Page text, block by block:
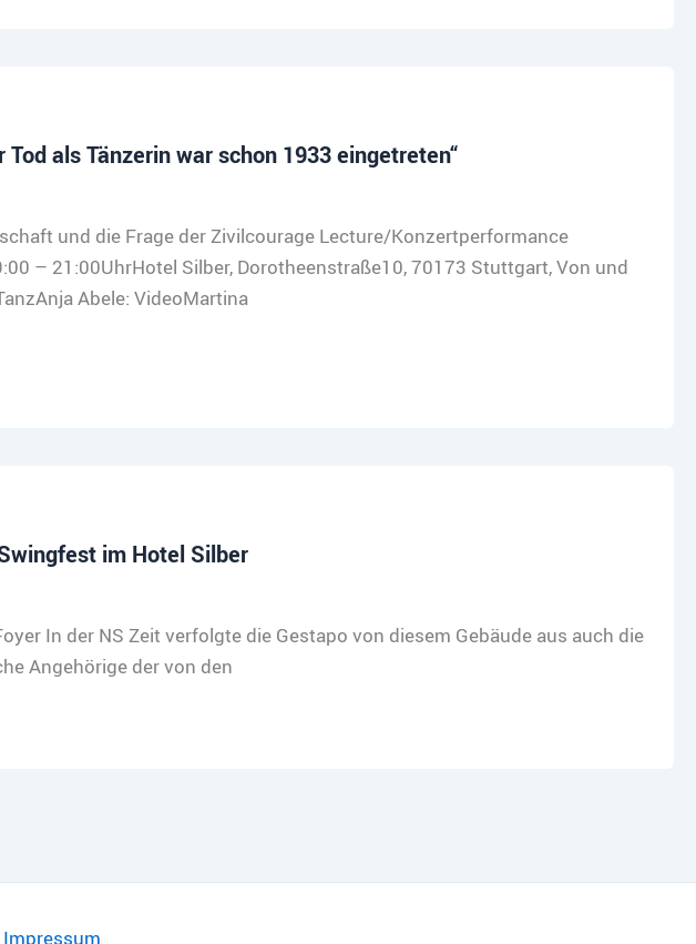
als Tänzerin war schon 1933 eingetreten“
und die Frage der Zivilcourage Lecture/Konzertperformance
– 21:00UhrHotel Silber, Dorotheenstraße10, 70173 Stuttgart, Von und
Abele: VideoMartina
im Hotel Silber
In der NS Zeit verfolgte die Gestapo von diesem Gebäude aus auch die
Angehörige der von den
Impressum